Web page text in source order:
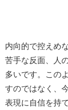
内向的で控えめ
苦手な反面、人
多いです。この
すのではなく、
表現に自信を持